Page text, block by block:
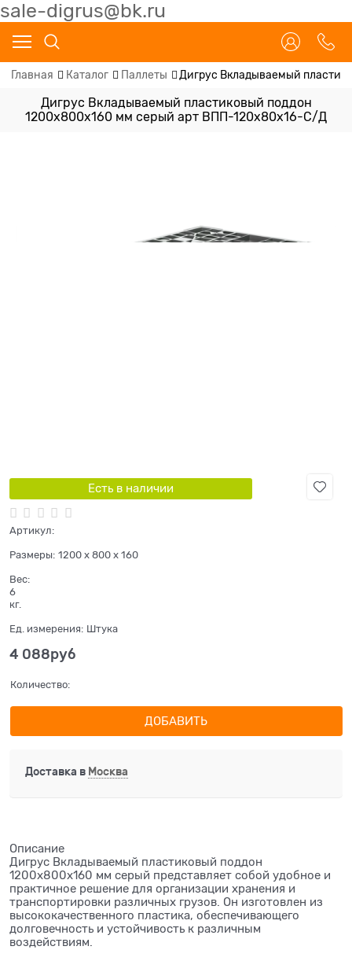
sale-digrus@bk.ru
Главная Каталог Паллеты Дигрус Вкладываемый
Дигрус Вкладываемый пластиковый поддон
1200х800х160 мм серый арт ВПП-120х80х16-С/Д
Есть в наличии
Артикул:
Размеры: 1200 x 800 x 160
Вес:
6
кг.
Ед. измерения: Штука
4 088руб
Количество:
ДОБАВИТЬ
Доставка в Москва
Описание
Дигрус Вкладываемый пластиковый поддон
1200х800х160 мм серый представляет собой удобное и
практичное решение для организации хранения и
транспортировки различных грузов. Он изготовлен из
высококачественного пластика, обеспечивающего
долговечность и устойчивость к различным
воздействиям.